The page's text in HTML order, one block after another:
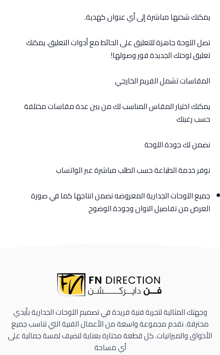
يمكنك شحنها مباشرة إلى أي عنوان كهدية.
تصل اللوحة جاهزة للتعليق على الحائط مع أدوات التعليق. يمكنك
تعليق لوحتك الجديدة فور وصولها!
المقاسات تشمل الفريم الخارجي
يمكنك اختيار المقاس المناسب لك من بين عدة مقاسات مختلفة
حسب رغبتك
نضمن لك جودة اللوحة
نوفر خدمة الطباعة حسب الطلب مباشرة عبر الواتساب
جميع اللوحات الجدارية المعروضه نضمن انتاجها كما في صورة
العرض من تفاصيل الاوان وجودة الوضوح
وجهتك المثالية لتجربة فنية فريدة في تصميم اللوحات الجدارية بأيدي
محترفة. نقدم مجموعة واسعة من الأعمال الفنية التي تناسب جميع
الأذواق والميزانيات. كل قطعة مختارة بعناية لتضيف لمسة جمالية على
أي مساحة